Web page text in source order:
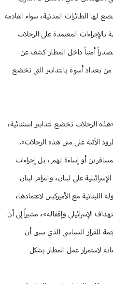
لها الطائرات المدنية، سواء القادمة
بالإجراءات المعتمدة على الرحلات
أمنياً داخل المطار كشف عن
من بغداد أسوة بالتدابير التي تخضع
الرحلات تخضع لتدابير استثنائية،
الآتية على متن هذه الرحلات».
أو إساءة لهم، بل إجراءات
على لبنان، والتزام لبنان
اللبنانية مع الأميركيين لاعتمادها،
الإسرائيلي وإقفاله»، مشيراً إلى أن
للقرار السياسي الذي سبق أن
لاستمرار عمل المطار بشكل